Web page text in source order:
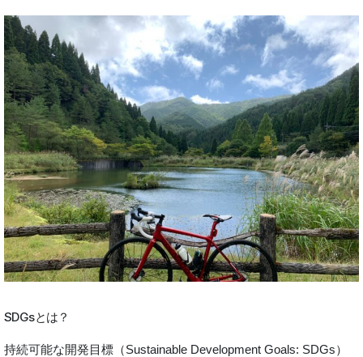
SDGsとは？
持続可能な開発目標（Sustainable Development Goals: SDGs）